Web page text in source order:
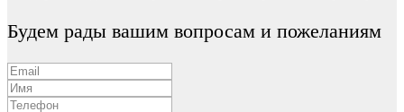
Будем рады вашим вопросам и пожеланиям